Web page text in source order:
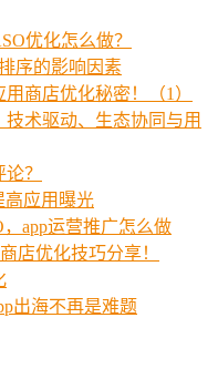
优化怎么做？
序的影响因素
商店优化秘密！（1）
技术驱动、生态协同与用
？
高应用曝光
app运营推广怎么做
店优化技巧分享！
出海不再是难题